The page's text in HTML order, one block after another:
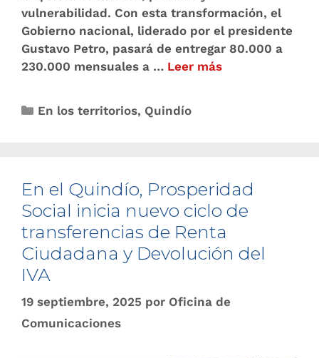
vulnerabilidad. Con esta transformación, el
Gobierno nacional, liderado por el presidente
Gustavo Petro, pasará de entregar 80.000 a
230.000 mensuales a … Leer más
En los territorios, Quindío
En el Quindío, Prosperidad
Social inicia nuevo ciclo de
transferencias de Renta
Ciudadana y Devolución del
IVA
19 septiembre, 2025 por Oficina de
Comunicaciones